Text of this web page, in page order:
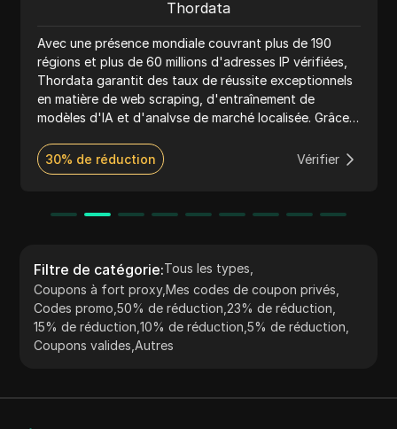
Thordata
Avec une présence mondiale couvrant plus de 190
régions et plus de 60 millions d'adresses IP vérifiées,
Thordata garantit des taux de réussite exceptionnels
en matière de web scraping, d'entraînement de
modèles d'IA et d'analyse de marché localisée. Grâce à
assistance d'experts disponible 24h/24 et 7j/7,
Thordata offre une expérience fluide et hautement
s'appuient sur les données.
30% de réduction Vérifier
Filtre de catégorie:Tous les types
Coupons à fort proxy,Mes codes de coupon privés
Codes promo ,50% de réduction 23% de réduction
15% de réduction ,10% de réduction ,5% de réduction
Coupons valides Autres